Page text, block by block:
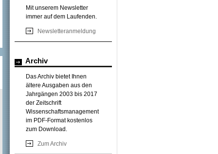
Mit unserem Newsletter
immer auf dem Laufenden.
Newsletteranmeldung
Archiv
Das Archiv bietet Ihnen
ältere Ausgaben aus den
Jahrgängen 2003 bis 2017
der Zeitschrift
Wissenschaftsmanagement
im PDF-Format kostenlos
zum Download.
Zum Archiv